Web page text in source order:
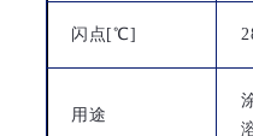
闪点[℃]
用途